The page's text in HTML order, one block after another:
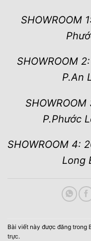
SHOWROOM
SHOWROOM
P.An
P.Phước
SHOWROOM 4:
Long
Bài viết này được đăng trong
trực.